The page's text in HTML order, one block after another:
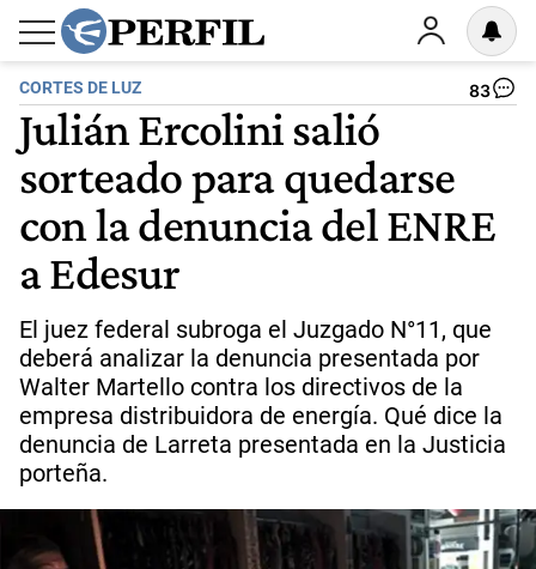
CORTES DE LUZ 83
Julián Ercolini salió
sorteado para quedarse
con la denuncia del ENRE
a Edesur
El juez federal subroga el Juzgado N°11, que
deberá analizar la denuncia presentada por
Walter Martello contra los directivos de la
empresa distribuidora de energía. Qué dice la
denuncia de Larreta presentada en la Justicia
porteña.